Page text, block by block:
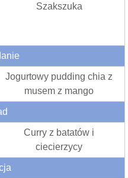
Szakszuka
Jogurtowy pudding chia z
musem z mango
Curry z batatów i
ciecierzycy